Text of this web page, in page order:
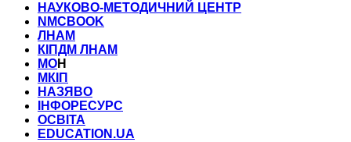
НАУКОВО-МЕТОДИЧНИЙ ЦЕНТР
NMCBOOK
ЛНАМ
КІПДМ ЛНАМ
МОН
МКІП
НАЗЯВО
ІНФОРЕСУРС
ОСВІТА
EDUCATION.UA